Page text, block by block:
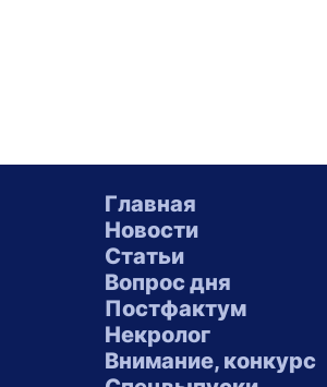
Главная
Новости
Статьи
Вопрос дня
Постфактум
Некролог
Внимание, конкурс